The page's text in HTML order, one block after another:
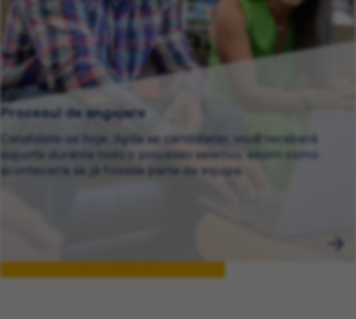
Procesul de angajare
Candidate-se hoje. Após se candidatar, você receberá
suporte durante todo o processo seletivo, assim como
aconteceria se já fizesse parte da equipe.